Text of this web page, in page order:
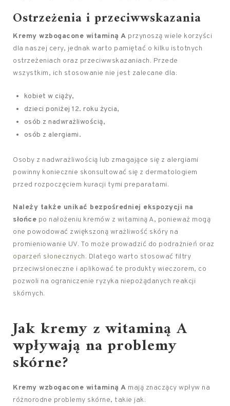
Ostrzeżenia i przeciwwskazania
Kremy wzbogacone witaminą A przynoszą wiele korzyści
dla naszej cery, jednak warto pamiętać o kilku istotnych
ostrzeżeniach oraz przeciwwskazaniach. Przede
wszystkim, ich stosowanie nie jest zalecane dla:
kobiet w ciąży,
dzieci poniżej 12. roku życia,
osób z nadwrażliwością,
osób z alergiami.
Osoby z nadwrażliwością lub zmagające się z alergiami
powinny koniecznie skonsultować się z dermatologiem
przed rozpoczęciem kuracji tymi preparatami.
Należy także unikać bezpośredniej ekspozycji na
słońce po nałożeniu kremów z witaminą A, ponieważ mogą
one powodować zwiększoną wrażliwość skóry na
promieniowanie UV. To może prowadzić do podrażnień oraz
oparzeń słonecznych. Dlatego warto stosować filtry
przeciwsłoneczne i aplikować te produkty wieczorem, co
pozwoli na ograniczenie ryzyka niepożądanych reakcji
skórnych.
Jak kremy z witaminą A
wpływają na problemy
skórne?
Kremy wzbogacone witaminą A mają znaczący wpływ na
różnorodne problemy skórne, takie jak: